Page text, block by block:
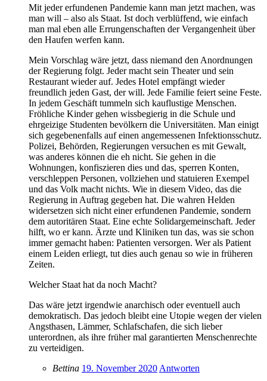
Mit jeder erfundenen Pandemie kann man jetzt machen, was
man will – also als Staat. Ist doch verblüffend, wie einfach
man mal eben alle Errungenschaften der Vergangenheit über
den Haufen werfen kann.
Mein Vorschlag wäre jetzt, dass niemand den Anordnungen
der Regierung folgt. Jeder macht sein Theater und sein
Restaurant wieder auf. Jedes Hotel empfängt wieder
freundlich jeden Gast, der will. Jede Familie feiert seine Feste.
In jedem Geschäft tummeln sich kauflustige Menschen.
Fröhliche Kinder gehen wissbegierig in die Schule und
ehrgeizige Studenten bevölkern die Universitäten. Man einigt
sich gegebenenfalls auf einen angemessenen Infektionsschutz.
Polizei, Behörden, Regierungen versuchen es mit Gewalt,
was anderes können die eh nicht. Sie gehen in die
Wohnungen, konfiszieren dies und das, sperren Konten,
verschleppen Personen, vollziehen und statuieren Exempel
und das Volk macht nichts. Wie in diesem Video, das die
Regierung in Auftrag gegeben hat. Die wahren Helden
widersetzen sich nicht einer erfundenen Pandemie, sondern
dem autoritären Staat. Eine echte Solidargemeinschaft. Jeder
hilft, wo er kann. Ärzte und Kliniken tun das, was sie schon
immer gemacht haben: Patienten versorgen. Wer als Patient
einem Leiden erliegt, tut dies auch genau so wie in früheren
Zeiten.
Welcher Staat hat da noch Macht?
Das wäre jetzt irgendwie anarchisch oder eventuell auch
demokratisch. Das jedoch bleibt eine Utopie wegen der vielen
Angsthasen, Lämmer, Schlafschafen, die sich lieber
unterordnen, als ihre früher mal garantierten Menschenrechte
zu verteidigen.
Bettina 19. November 2020 Antworten